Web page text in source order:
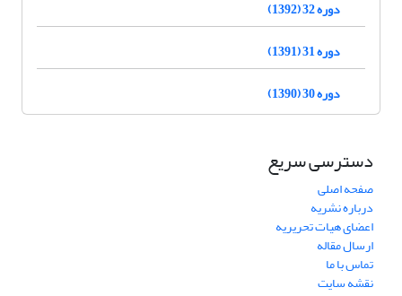
دوره 32 (1392)
دوره 31 (1391)
دوره 30 (1390)
دسترسی سریع
صفحه اصلی
درباره نشریه
اعضای هیات تحریریه
ارسال مقاله
تماس با ما
نقشه سایت